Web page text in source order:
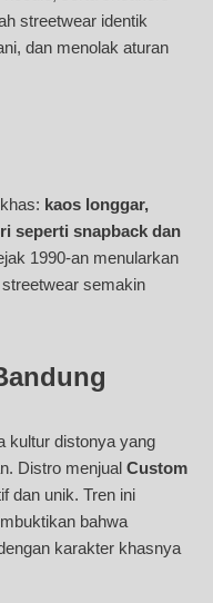
streetwear identik
dan menolak aturan
kaos longgar,
seperti snapback dan
1990-an menularkan
semakin
kultur distonya yang
Distro menjual Custom
dan unik. Tren ini
bahwa
karakter khasnya